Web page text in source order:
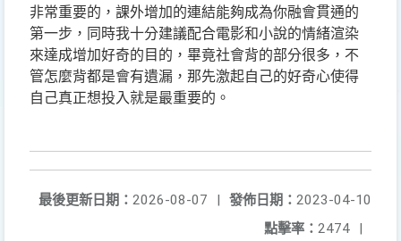
非常重要的，課外增加的連結能夠成為你融會貫通的
第一步，同時我十分建議配合電影和小說的情緒渲染
來達成增加好奇的目的，畢竟社會背的部分很多，不
管怎麼背都是會有遺漏，那先激起自己的好奇心使得
自己真正想投入就是最重要的。
發佈日期： 2023-04-10
最後更新日期： 2026-08-07
|
點擊率： 2474 |